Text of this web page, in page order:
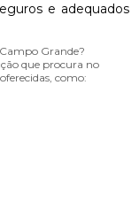
e adequados
Grande?
que procura no
como: